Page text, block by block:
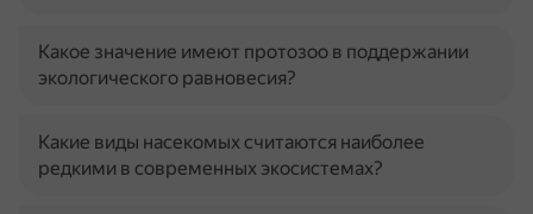
Какое значение имеют протозоо в поддержании
экологического равновесия?
Какие виды насекомых считаются наиболее
редкими в современных экосистемах?